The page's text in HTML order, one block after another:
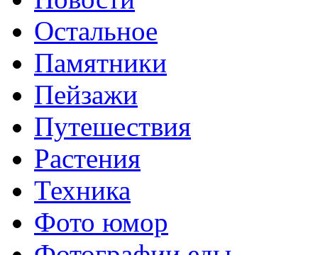
Остальное
Памятники
Пейзажи
Путешествия
Растения
Техника
Фото юмор